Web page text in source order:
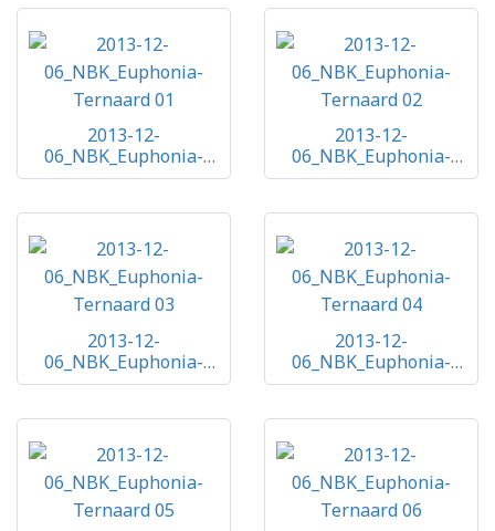
2013-12-
06_NBK_Euphonia-
Ternaard 01
2013-12-
06_NBK_Euphonia-
Ternaard 02
2013-12-
06_NBK_Euphonia-
Ternaard 03
2013-12-
06_NBK_Euphonia-
Ternaard 04